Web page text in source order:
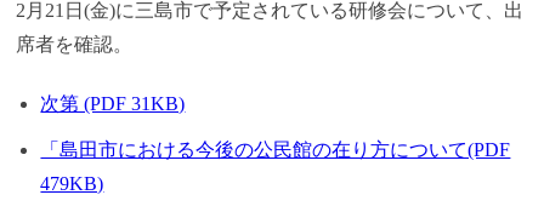
2月21日(金)に三島市で予定されている研修会について、出
席者を確認。
次第 (PDF 31KB)
「島田市における今後の公民館の在り方について(PDF
479KB)